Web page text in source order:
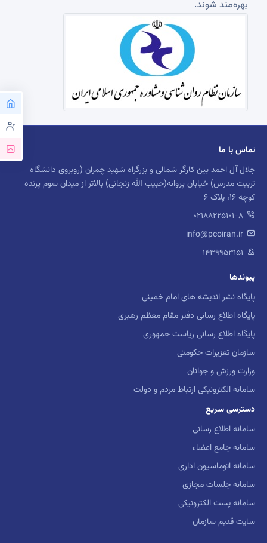
بهره‌مند شوند.
تماس با ما
جلال آل احمد بین کارگر شمالی و بزرگراه شهید چمران (روبروی دانشگاه
تربیت مدرس) خیابان پروانه(حبیب الله زنجانی) بالاتر از میدان سوم پرنده
کوچه 16، پلاک 6
02188225101-8
info@pcoiran.ir
۱۴۳۹۹۵۳۱۵۱
پیوندها
پایگاه نشر اندیشه های امام خمینی
پایگاه اطلاع رسانی دفتر مقام معظم رهبری
پایگاه اطلاع رسانی ریاست جمهوری
سازمان تعزیرات حکومتی
وزارت ورزش و جوانان
سامانه الکترونیکی ارتباط مردم و دولت
دسترسی سریع
سامانه اطلاع رسانی
سامانه جامع اعضاء
سامانه اتوماسیون اداری
سامانه جلسات مجازی
سامانه پست الکترونیکی
سایت قدیم سازمان